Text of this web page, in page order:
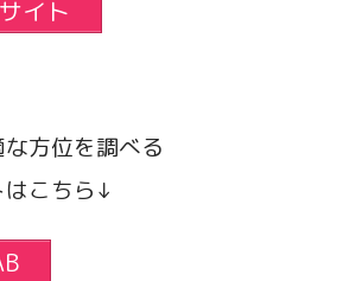
イト
方位を調べる
こちら↓